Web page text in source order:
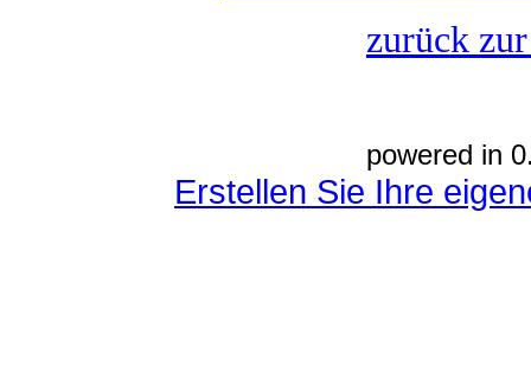
zurück
powered in
Erstellen Sie Ihre